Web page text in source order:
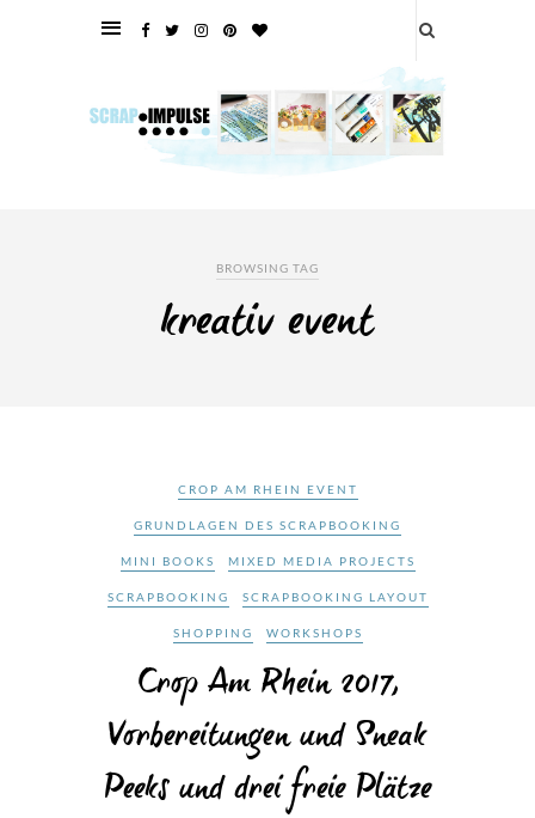
BROWSING TAG
kreativ event
CROP AM RHEIN EVENT
GRUNDLAGEN DES SCRAPBOOKING
MINI BOOKS MIXED MEDIA PROJECTS
SCRAPBOOKING SCRAPBOOKING LAYOUT
SHOPPING WORKSHOPS
Crop Am Rhein 2017,
Vorbereitungen und Sneak
Peeks und drei freie Plätze